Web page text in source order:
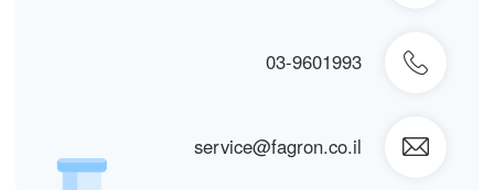
03-9601993
service@fagron.co.il